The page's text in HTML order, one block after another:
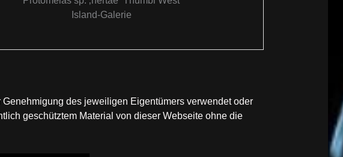
Island-Galerie
des jeweiligen Eigentümers verwendet oder
geschütztem Material von dieser Webseite ohne die